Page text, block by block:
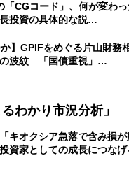
「CGコード」、何が変わ
投資の具体的な説…
か】GPIFをめぐる片山財務
の波紋 「国債重視」…
わかり市況分析」
「キオクシア急落で含み損
投資家としての成長につな